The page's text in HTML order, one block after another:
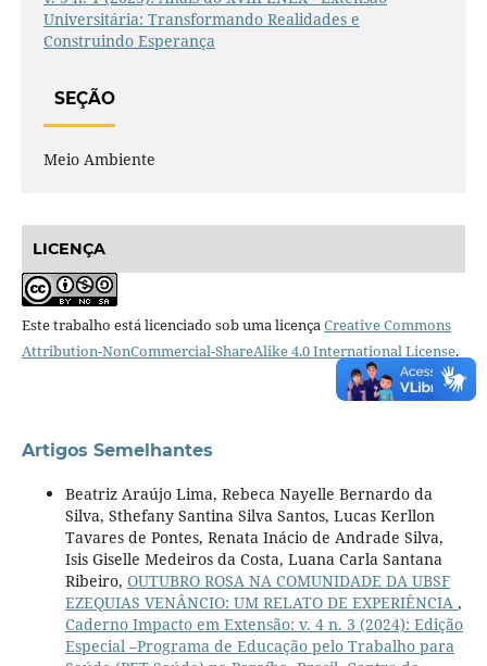
Universitária: Transformando Realidades e
Construindo Esperança
SEÇÃO
Meio Ambiente
LICENÇA
Este trabalho está licenciado sob uma licençaCreative Commons
Attribution-NonCommercial-ShareAlike 4.0 International License.
Artigos Semelhantes
Beatriz Araújo Lima, Rebeca Nayelle Bernardo da
Silva, Sthefany Santina Silva Santos, Lucas Kerllon
Tavares de Pontes, Renata Inácio de Andrade Silva,
Isis Giselle Medeiros da Costa, Luana Carla Santana
Ribeiro, OUTUBRO ROSA NA COMUNIDADE DA UBSF
EZEQUIAS VENÂNCIO: UM RELATO DE EXPERIÊNCIA ,
Caderno Impacto em Extensão: v. 4 n. 3 (2024): Edição
Especial –Programa de Educação pelo Trabalho para